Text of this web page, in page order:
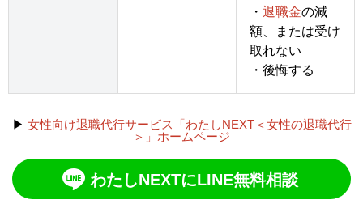
・ 退職金の減
額、または受け
取れない
・後悔する
▶ 女性向け退職代行サービス「わたしNEXT＜女性の退職代行
＞」ホームページ
わたしNEXTにLINE無料相談